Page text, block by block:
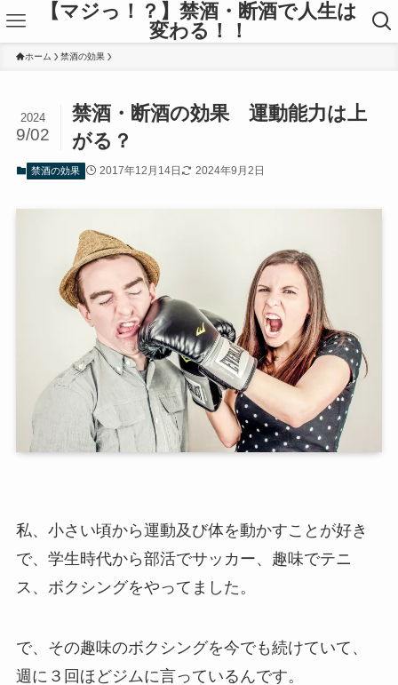
【マジっ！？】禁酒・断酒で人生は
変わる！！
ホーム 禁酒の効果
禁酒・断酒の効果 運動能力は上
がる？
2024
9/02
禁酒の効果 2017年12月14日 2024年9月2日
私、小さい頃から運動及び体を動かすことが好き
で、学生時代から部活でサッカー、趣味でテニ
ス、ボクシングをやってました。
で、その趣味のボクシングを今でも続けていて、
週に３回ほどジムに言っているんです。